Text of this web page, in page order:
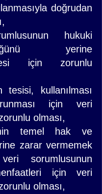
doğrudan
hukuki
yerine
için zorunlu
tesisi, kullanılması
için veri
olması,
temel hak ve
zarar vermemek
sorumlusunun
için veri
olması,